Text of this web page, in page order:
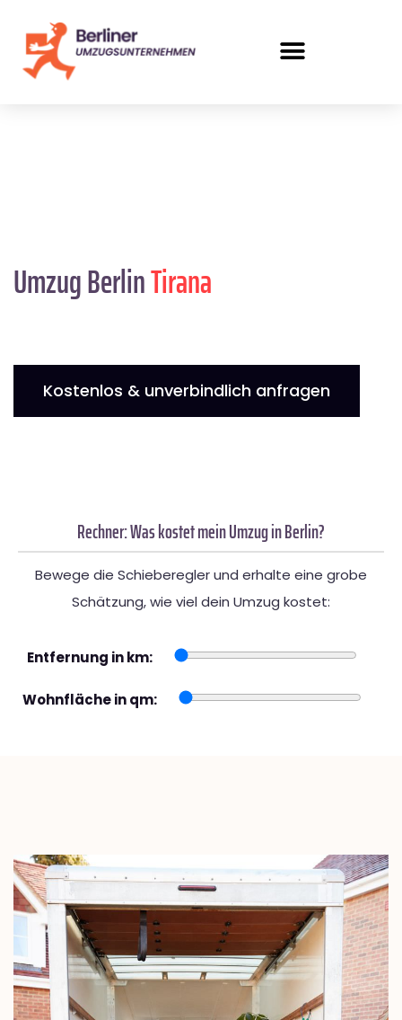
Umzug BerlinTirana
Kostenlos & unverbindlich anfragen
Rechner: Was kostet mein Umzug in Berlin?
Bewege die Schieberegler und erhalte eine grobe
Schätzung, wie viel dein Umzug kostet:
Entfernung in km:
Wohnfläche in qm: